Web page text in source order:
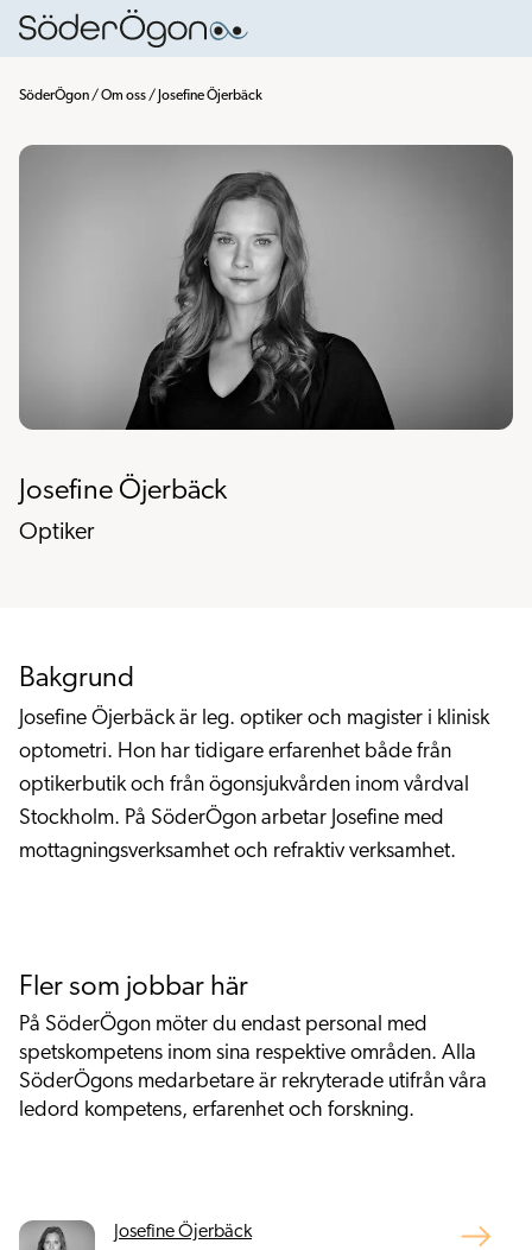
SöderÖgon/Om oss/ Josefine Öjerbäck
Josefine Öjerbäck
Optiker
Bakgrund
Josefine Öjerbäckär leg. optiker och magister i klinisk
optometri. Hon har tidigare erfarenhet både från
optikerbutik och från ögonsjukvården inom vårdval
Stockholm. På SöderÖgon arbetar Josefine med
mottagningsverksamhet och refraktiv verksamhet.
Fler som jobbar här
På SöderÖgon möter du endast personal med
spetskompetens inom sina respektive områden. Alla
SöderÖgons medarbetare är rekryterade utifrån våra
ledord kompetens, erfarenhet och forskning.
Josefine Öjerbäck